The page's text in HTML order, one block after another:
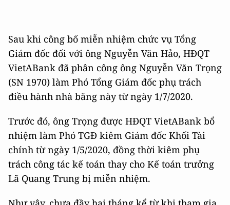
Sau khi công bố miễn nhiệm chức vụ Tổng
Giám đốc đối với ông Nguyễn Văn Hảo, HĐQT
VietABank đã phân công ông Nguyễn Văn Trọng
(SN 1970) làm Phó Tổng Giám đốc phụ trách
điều hành nhà băng này từ ngày 1/7/2020.
Trước đó, ông Trọng được HĐQT VietABank bổ
nhiệm làm Phó TGĐ kiêm Giám đốc Khối Tài
chính từ ngày 1/5/2020, đồng thời kiêm phụ
trách công tác kế toán thay cho Kế toán trưởng
Lã Quang Trung bị miễn nhiệm.